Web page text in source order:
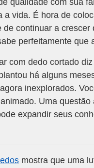
qualidade com sua
a vida. É hora de
de continuar a
perfeitamente que
com dedo cortado
há alguns
inexplorados.
Uma
expandir seus
mostra que uma